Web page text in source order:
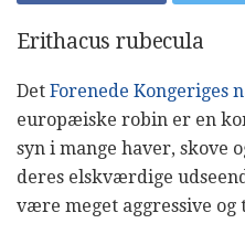
Erithacus rubecula
Det Forenede Kongeriges
europæiske robin er en
syn i mange haver, skove
deres elskværdige
være meget aggressive